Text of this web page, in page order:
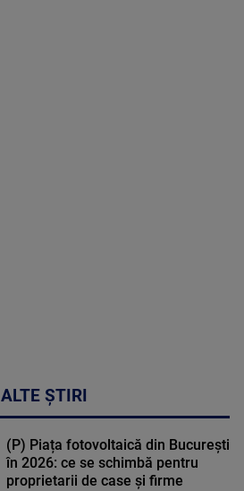
ALTE ȘTIRI
(P) Piața fotovoltaică din București
în 2026: ce se schimbă pentru
proprietarii de case și firme